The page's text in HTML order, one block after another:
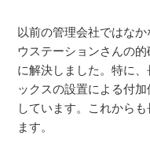
以前の管理会社ではな
ウステーションさんの
に解決しました。特に
ックスの設置による付
しています。これから
ます。